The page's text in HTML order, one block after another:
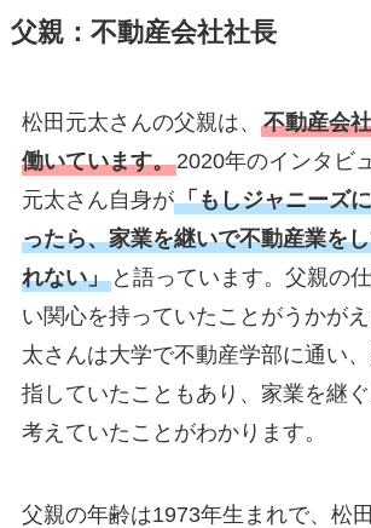
父親：不動産会社社長
松田元太さんの父親は、 不動産会
働いています。2020年のインタビ
元太さん自身が「もしジャニーズ
ったら、家業を継いで不動産業を
れない」と語っています。父親の
い関心を持っていたことがうかが
太さんは大学で不動産学部に通い
指していたこともあり、家業を継
考えていたことがわかります。
父親の年齢は1973年生まれで、松